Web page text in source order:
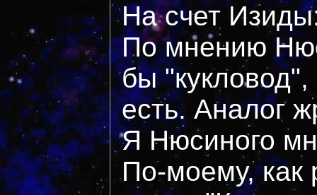
На счет
По мнению
бы
есть. Аналог
Я Нюсиного
По-моему, как